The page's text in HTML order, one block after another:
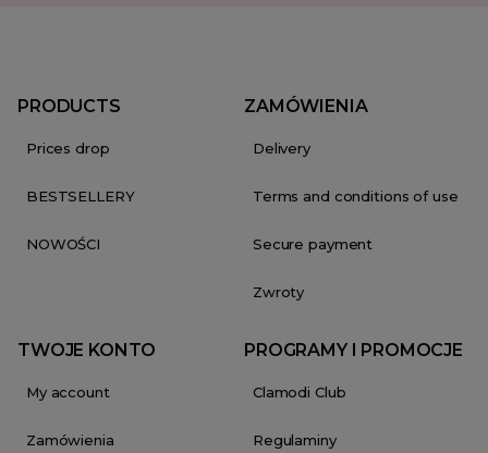
PRODUCTS
Prices drop
BESTSELLERY
NOWOŚCI
ZAMÓWIENIA
Delivery
Terms and conditions of use
Secure payment
Zwroty
TWOJE KONTO
My account
Zamówienia
PROGRAMY I PROMOCJE
Clamodi Club
Regulaminy